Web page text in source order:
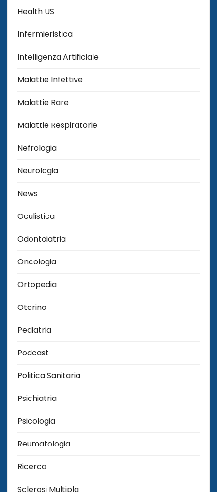
Health US
Infermieristica
Intelligenza Artificiale
Malattie Infettive
Malattie Rare
Malattie Respiratorie
Nefrologia
Neurologia
News
Oculistica
Odontoiatria
Oncologia
Ortopedia
Otorino
Pediatria
Podcast
Politica Sanitaria
Psichiatria
Psicologia
Reumatologia
Ricerca
Sclerosi Multipla